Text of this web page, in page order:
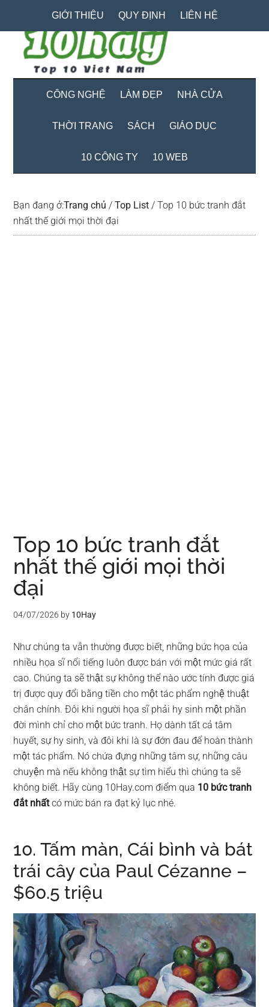
content
secondary
menu
primary
sidebar
GIỚI THIỆU QUY ĐỊNH LIÊN HỆ
CÔNG NGHỆ LÀM ĐẸP NHÀ CỬA
THỜI TRANG SÁCH GIÁO DỤC
10 CÔNG TY 10 WEB
Bạn đang ở:Trang chủ / Top List / Top 10 bức tranh đắt
nhất thế giới mọi thời đại
Top 10 bức tranh đắt
nhất thế giới mọi thời
đại
04/07/2026 by 10Hay
Như chúng ta vẫn thường được biết, những bức họa của
nhiều họa sĩ nổi tiếng luôn được bán với một mức giá rất
cao. Chúng ta sẽ thật sự không thể nào ước tính được giá
trị được quy đổi bằng tiền cho một tác phẩm nghệ thuật
chân chính. Đôi khi người họa sĩ phải hy sinh một phần
đời mình chỉ cho một bức tranh. Họ dành tất cả tâm
huyết, sự hy sinh, và đôi khi là sự đớn đau để hoàn thành
một tác phẩm. Nó chứa đựng những tâm sự, những câu
chuyện mà nếu không thật sự tìm hiểu thì chúng ta sẽ
không biết. Hãy cùng 10Hay.com điểm qua 10 bức tranh
đắt nhấtcó mức bán ra đạt kỷ lục nhé.
10. Tấm màn, Cái bình và bát
trái cây của Paul Cézanne –
$60.5 triệu